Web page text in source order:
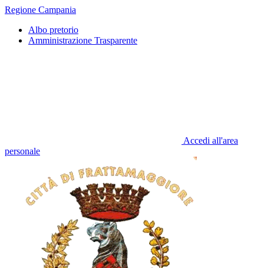
Regione Campania
Albo pretorio
Amministrazione Trasparente
Accedi all'area
personale